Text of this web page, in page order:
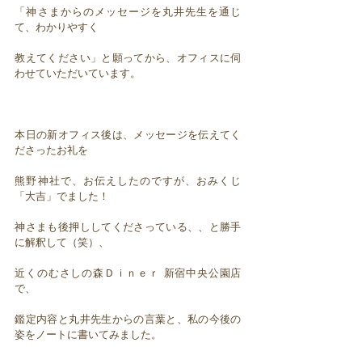
「神さまからのメッセージを丸井先生を通じ
て、わかりやすく
教えてください」と願ってから、オフィスに伺
わせていただいています。
本日の新オフィス後は、メッセージを伝えてく
ださったお礼を
熊野神社で、お伝えしたのですが、おみくじ
「大吉」でました！
神さまも後押ししてくださっている、、と勝手
に解釈して（笑）、
近くのむさしの森Ｄｉｎｅｒ 新宿中央公園店
で、
鑑定内容と丸井先生からの言葉と、私の今後の
姿をノートに書いてみました。